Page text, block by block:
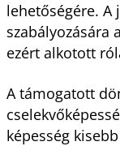
lehetőségére. A
szabályozására
ezért alkotott
A támogatott
képesség